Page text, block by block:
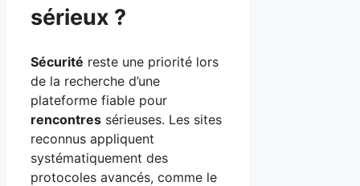
sérieux ?
Sécurité reste une priorité lors
de la recherche d’une
plateforme fiable pour
rencontres sérieuses. Les sites
reconnus appliquent
systématiquement des
protocoles avancés, comme le